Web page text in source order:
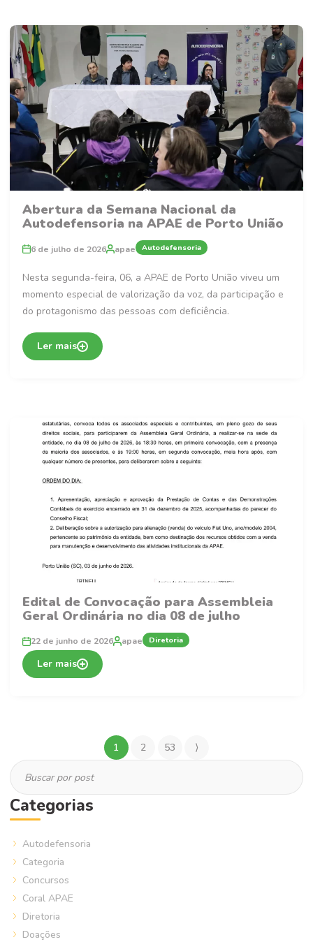
Abertura da Semana Nacional da
Autodefensoria na APAE de Porto União
6 de julho de 2026 apae Autodefensoria
Nesta segunda-feira, 06, a APAE de Porto União viveu um
momento especial de valorização da voz, da participação e
do protagonismo das pessoas com deficiência.
Ler mais
Edital de Convocação para Assembleia
Geral Ordinária no dia 08 de julho
22 de junho de 2026 apae Diretoria
Ler mais
1 2 53 ⟩
Categorias
Autodefensoria
Categoria
Concursos
Coral APAE
Diretoria
Doações